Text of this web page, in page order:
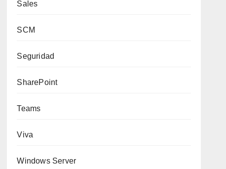
Sales
SCM
Seguridad
SharePoint
Teams
Viva
Windows Server